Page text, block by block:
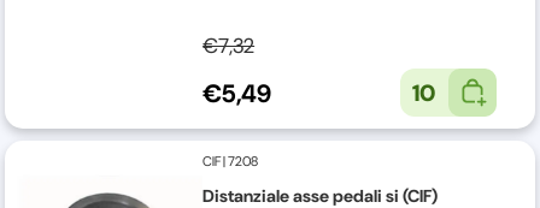
€7,32
€5,49 10
CIF|7208
Distanziale asse pedali si (CIF)